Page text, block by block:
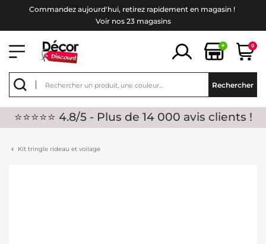
Commandez aujourd'hui, retirez rapidement en magasin !
Voir nos 23 magasins
+ 0
Rechercher
⭐⭐⭐⭐⭐ 4.8/5 - Plus de 14 000 avis clients !
Kit tringle rideau et voilage